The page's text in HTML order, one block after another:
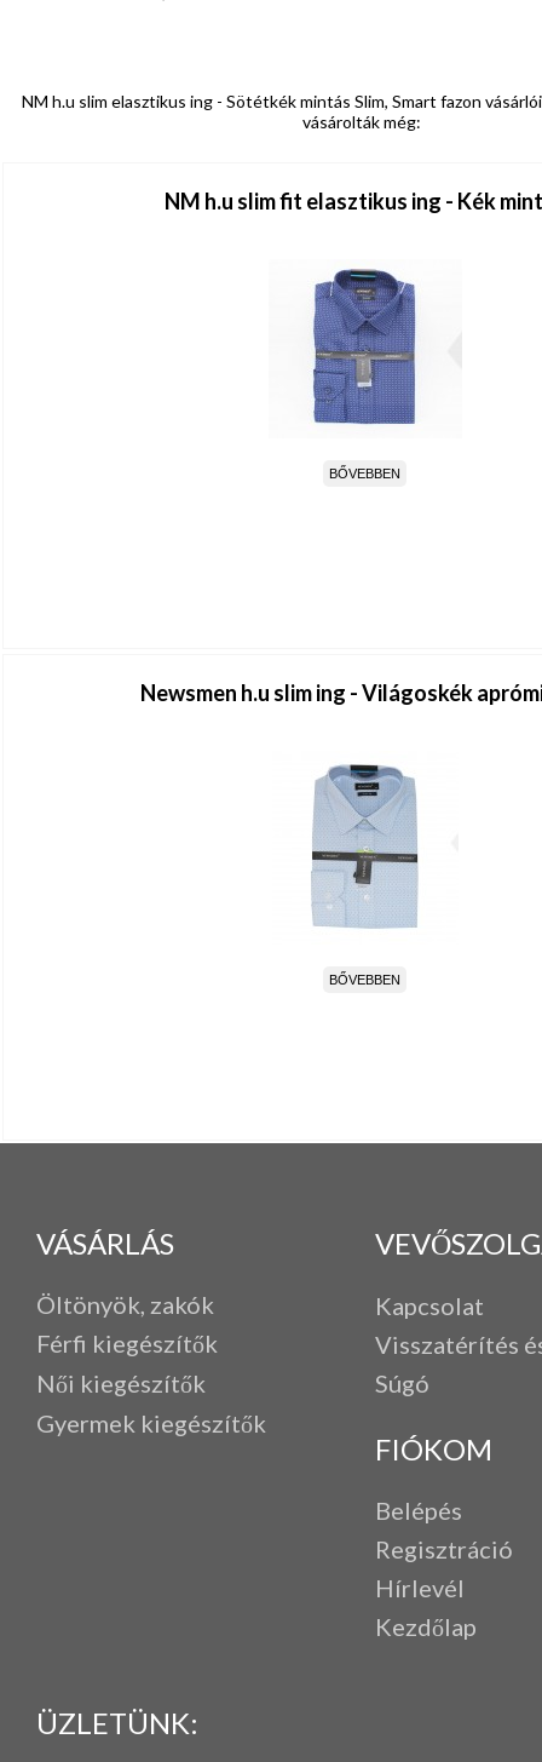
NM h.u slim elasztikus ing - Sötétkék mintás Slim, Smart fazon
vásárolták még:
NM h.u slim fit elasztikus ing - Kék
BŐVEBBEN
Newsmen h.u slim ing - Világoskék
BŐVEBBEN
VÁSÁRLÁS
Öltönyök, zakók
Férfi kiegészítők
Női kiegészítők
Gyermek kiegészítők
Kapcsolat
Visszatérítés
Súgó
FIÓKOM
Belépés
Regisztráció
Hírlevél
Kezdőlap
ÜZLETÜNK: